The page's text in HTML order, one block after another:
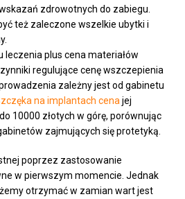
zdrowotnych do zabiegu.
też zaleczone wszelkie ubytki i
leczenia plus cena materiałów
regulujące cenę wszczepienia
zależny jest od gabinetu
na implantach cena jej
10000 złotych w górę, porównując
zajmujących się protetyką.
poprzez zastosowanie
w pierwszym momencie. Jednak
otrzymać w zamian wart jest